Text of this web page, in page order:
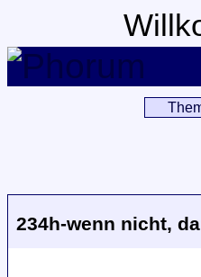
234h-wenn nicht,